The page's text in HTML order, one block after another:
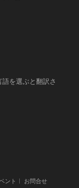
を選ぶと翻訳さ
ント お問合せ